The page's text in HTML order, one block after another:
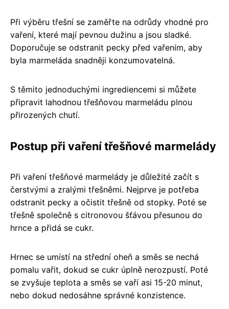
Při výběru třešní se zaměřte na odrůdy vhodné pro
vaření, které mají pevnou dužinu a jsou sladké.
Doporučuje se odstranit pecky před vařením, aby
byla marmeláda snadněji konzumovatelná.
S těmito jednoduchými ingrediencemi si můžete
připravit lahodnou třešňovou marmeládu plnou
přirozených chutí.
Postup při vaření třešňové marmelády
Při vaření třešňové marmelády je důležité začít s
čerstvými a zralými třešněmi. Nejprve je potřeba
odstranit pecky a očistit třešně od stopky. Poté se
třešně společně s citronovou šťávou přesunou do
hrnce a přidá se cukr.
Hrnec se umístí na střední oheň a směs se nechá
pomalu vařit, dokud se cukr úplně nerozpustí. Poté
se zvyšuje teplota a směs se vaří asi 15-20 minut,
nebo dokud nedosáhne správné konzistence.